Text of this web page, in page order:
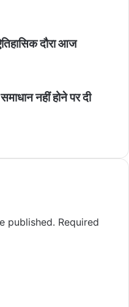
दौरा आज
नहीं होने पर दी
published. Required